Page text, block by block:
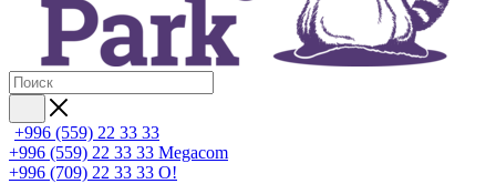
+996 (559) 22 33 33
+996 (559) 22 33 33 Megacom
+996 (709) 22 33 33 O!